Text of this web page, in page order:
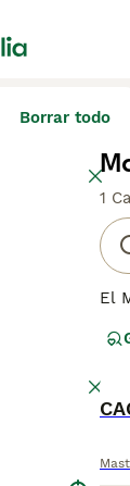
Borrar todo
1
El